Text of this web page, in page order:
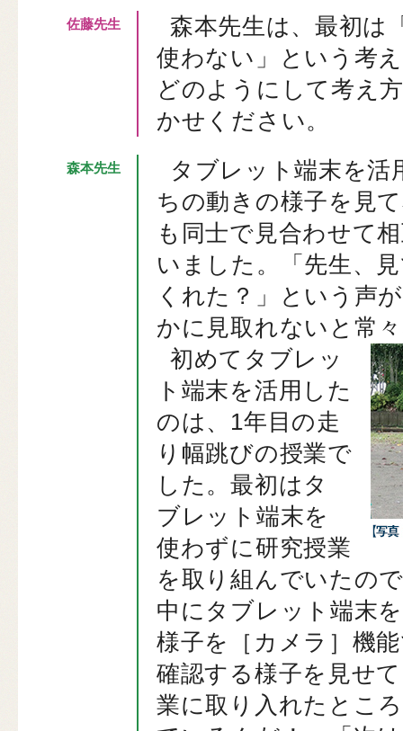
森本先生は、最初は
使わない」という考
どのようにして考え
かせください。
タブレット端末を活
ちの動きの様子を見
も同士で見合わせて
いました。「先生、
くれた？」という声
かに見取れないと常
初めてタブレッ
ト端末を活用した
のは、1年目の走
り幅跳びの授業で
した。最初はタ
ブレット端末を
使わずに研究授業
を取り組んでいたの
中にタブレット端末
様子を［カメラ］機
確認する様子を見せ
業に取り入れたとこ